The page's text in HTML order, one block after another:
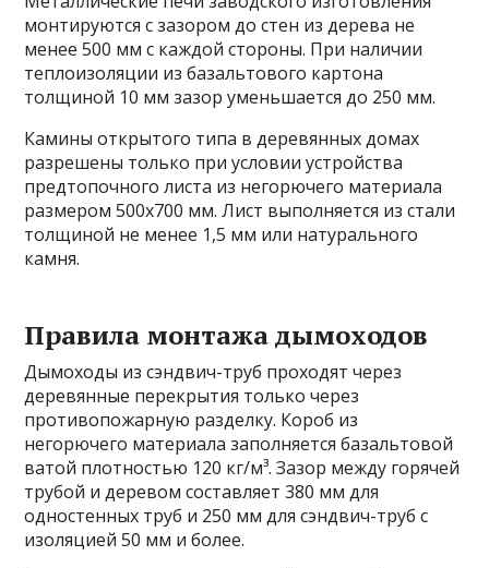
монтируются с зазором до стен из дерева не
менее 500 мм с каждой стороны. При наличии
теплоизоляции из базальтового картона
толщиной 10 мм зазор уменьшается до 250 мм.
Камины открытого типа в деревянных домах
разрешены только при условии устройства
предтопочного листа из негорючего материала
размером 500х700 мм. Лист выполняется из стали
толщиной не менее 1,5 мм или натурального
камня.
Правила монтажа дымоходов
Дымоходы из сэндвич-труб проходят через
деревянные перекрытия только через
противопожарную разделку. Короб из
негорючего материала заполняется базальтовой
ватой плотностью 120 кг/м³. Зазор между горячей
трубой и деревом составляет 380 мм для
одностенных труб и 250 мм для сэндвич-труб с
изоляцией 50 мм и более.